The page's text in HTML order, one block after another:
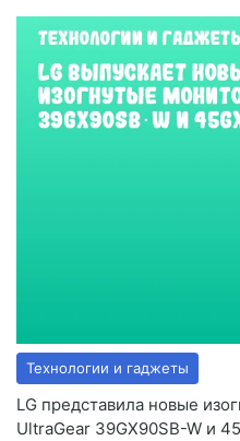
Технологии и гаджеты
LG представила новые
UltraGear 39GX90SB-W и